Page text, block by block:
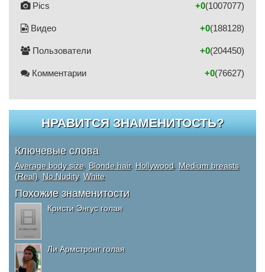
Pics (1007077)
+0
Видео (188128)
+0
Пользователи (204450)
+0
Комментарии (76627)
+0
НРАВИТСЯ ЗНАМЕНИТОСТЬ?
Ключевые слова
Average body size, Blonde hair, Hollywood, Medium breasts
(Real), No Nudity, White
Похожие знаменитости
Кристи Энгус голая
Ли Армстронг голая